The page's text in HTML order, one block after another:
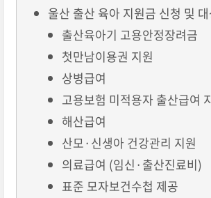
울산 출산 육아 지원금 신청 및
출산육아기 고용안정장려금
첫만남이용권 지원
상병급여
고용보험 미적용자 출산급여
해산급여
산모·신생아 건강관리 지원
의료급여 (임신·출산진료비)
표준 모자보건수첩 제공